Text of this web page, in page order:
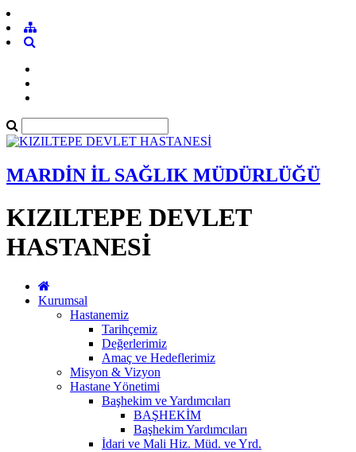
MARDİN İL SAĞLIK MÜDÜRLÜĞÜ
KIZILTEPE DEVLET
HASTANESİ
Kurumsal
Hastanemiz
Tarihçemiz
Değerlerimiz
Amaç ve Hedeflerimiz
Misyon & Vizyon
Hastane Yönetimi
Başhekim ve Yardımcıları
BAŞHEKİM
Başhekim Yardımcıları
İdari ve Mali Hiz. Müd. ve Yrd.